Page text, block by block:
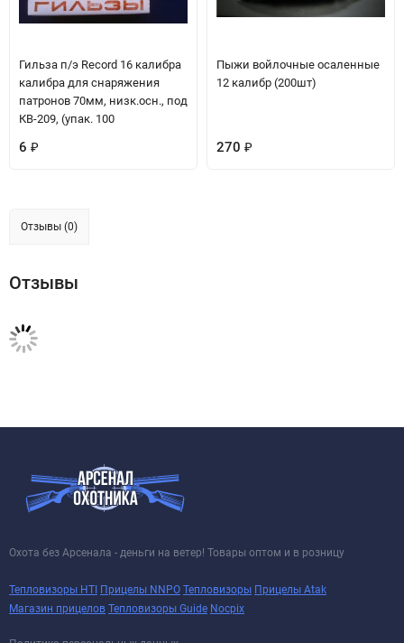
Гильза п/э Record 16 калибра
калибра для снаряжения
патронов 70мм, низк.осн., под
КВ-209, (упак. 100
6 ₽
Пыжи войлочные осаленные
12 калибр (200шт)
270 ₽
Отзывы (0)
Отзывы
Охота без Арсенала - деньги на ветер! Товары оптом и в розницу
Тепловизоры HTI Прицелы NNPO Тепловизоры Прицелы Atak
Магазин прицелов Тепловизоры Guide Nocpix